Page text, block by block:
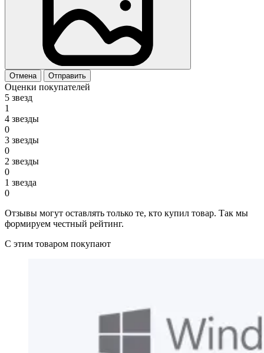
Отмена Отправить
Оценки покупателей
5 звезд
1
4 звезды
0
3 звезды
0
2 звезды
0
1 звезда
0
Отзывы могут оставлять только те, кто купил товар. Так мы
формируем честный рейтинг.
С этим товаром покупают